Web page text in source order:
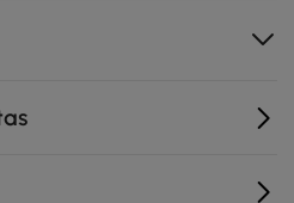
bellamente diseñados